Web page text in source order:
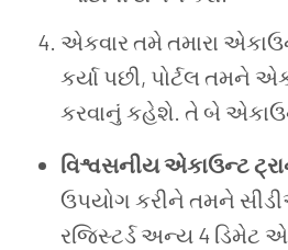
એકવારતમેતમારા
કર્યા પછી, પોર્ટલતમને
કરવાનું કહેશે. તેબે
વિશ્વસનીયએકાઉન્ટ
ઉપયોગ કરીને તમને
રજિસ્ટર્ડ અન્ય 4 ડિમેટ